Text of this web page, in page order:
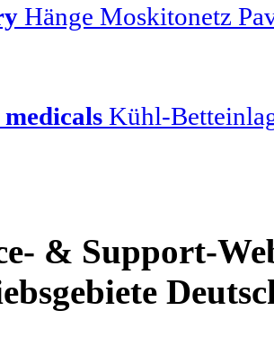
Hänge Moskitonetz
Kühl-
& Support-